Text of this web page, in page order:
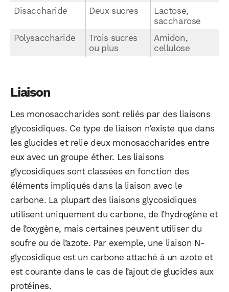
Disaccharide
Deux sucres
Lactose,
saccharose
Polysaccharide
Trois sucres
ou plus
Amidon,
cellulose
Liaison
Les monosaccharides sont reliés par des liaisons
glycosidiques. Ce type de liaison n’existe que dans
les glucides et relie deux monosaccharides entre
eux avec un groupe éther. Les liaisons
glycosidiques sont classées en fonction des
éléments impliqués dans la liaison avec le
carbone. La plupart des liaisons glycosidiques
utilisent uniquement du carbone, de l’hydrogène et
de l’oxygène, mais certaines peuvent utiliser du
soufre ou de l’azote. Par exemple, une liaison N-
glycosidique est un carbone attaché à un azote et
est courante dans le cas de l’ajout de glucides aux
protéines.